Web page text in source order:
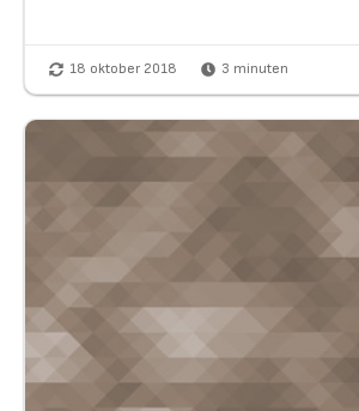
18 oktober 2018 3 minuten